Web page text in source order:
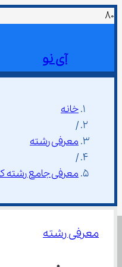
آی نو
خانه
/
معرفی رشته
/
معرفی جامع رشته
معرفی رشته